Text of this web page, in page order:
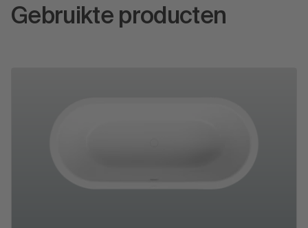
Gebruikte producten